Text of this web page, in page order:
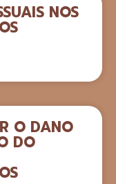
NOS
O DANO
DO